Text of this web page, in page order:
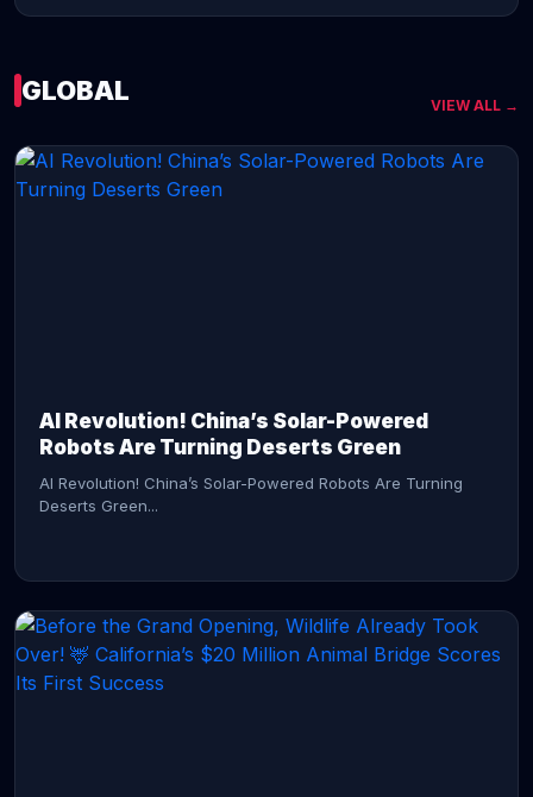
GLOBAL VIEW ALL →
AI Revolution! China’s Solar-Powered
Robots Are Turning Deserts Green
AI Revolution! China’s Solar-Powered Robots Are Turning
Deserts Green...